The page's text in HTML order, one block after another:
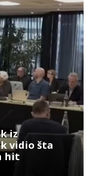
iz
vidio šta
hit